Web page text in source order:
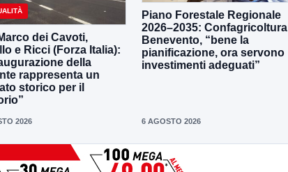
dei Cavoti,
e Ricci (Forza Italia):
della
rappresenta un
storico per il
2026
Piano Forestale Regionale
2026–2035: Confagricoltura
Benevento, “bene la
pianificazione, ora servono
investimenti adeguati”
6 AGOSTO 2026